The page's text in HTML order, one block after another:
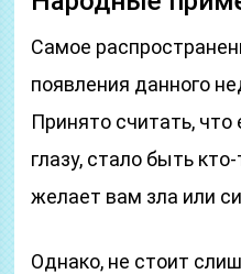
Самое
появления данного
Принято считать, что
глазу, стало быть
желает вам зла или
Однако, не стоит